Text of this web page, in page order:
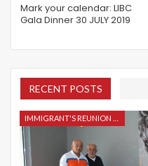
Mark your calendar: LIBC
Gala Dinner 30 JULY 2019
RECENT POSTS